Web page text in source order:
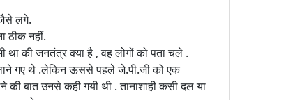
लगे.
ठीक नहीं.
था की जनतंत्र क्या है , वह लोगों को पता चले .
गए थे .लेकिन ऊससे पहले जे.पी.जी को एक
की बात उनसे कही गयी थी . तानाशाही कसी दल या